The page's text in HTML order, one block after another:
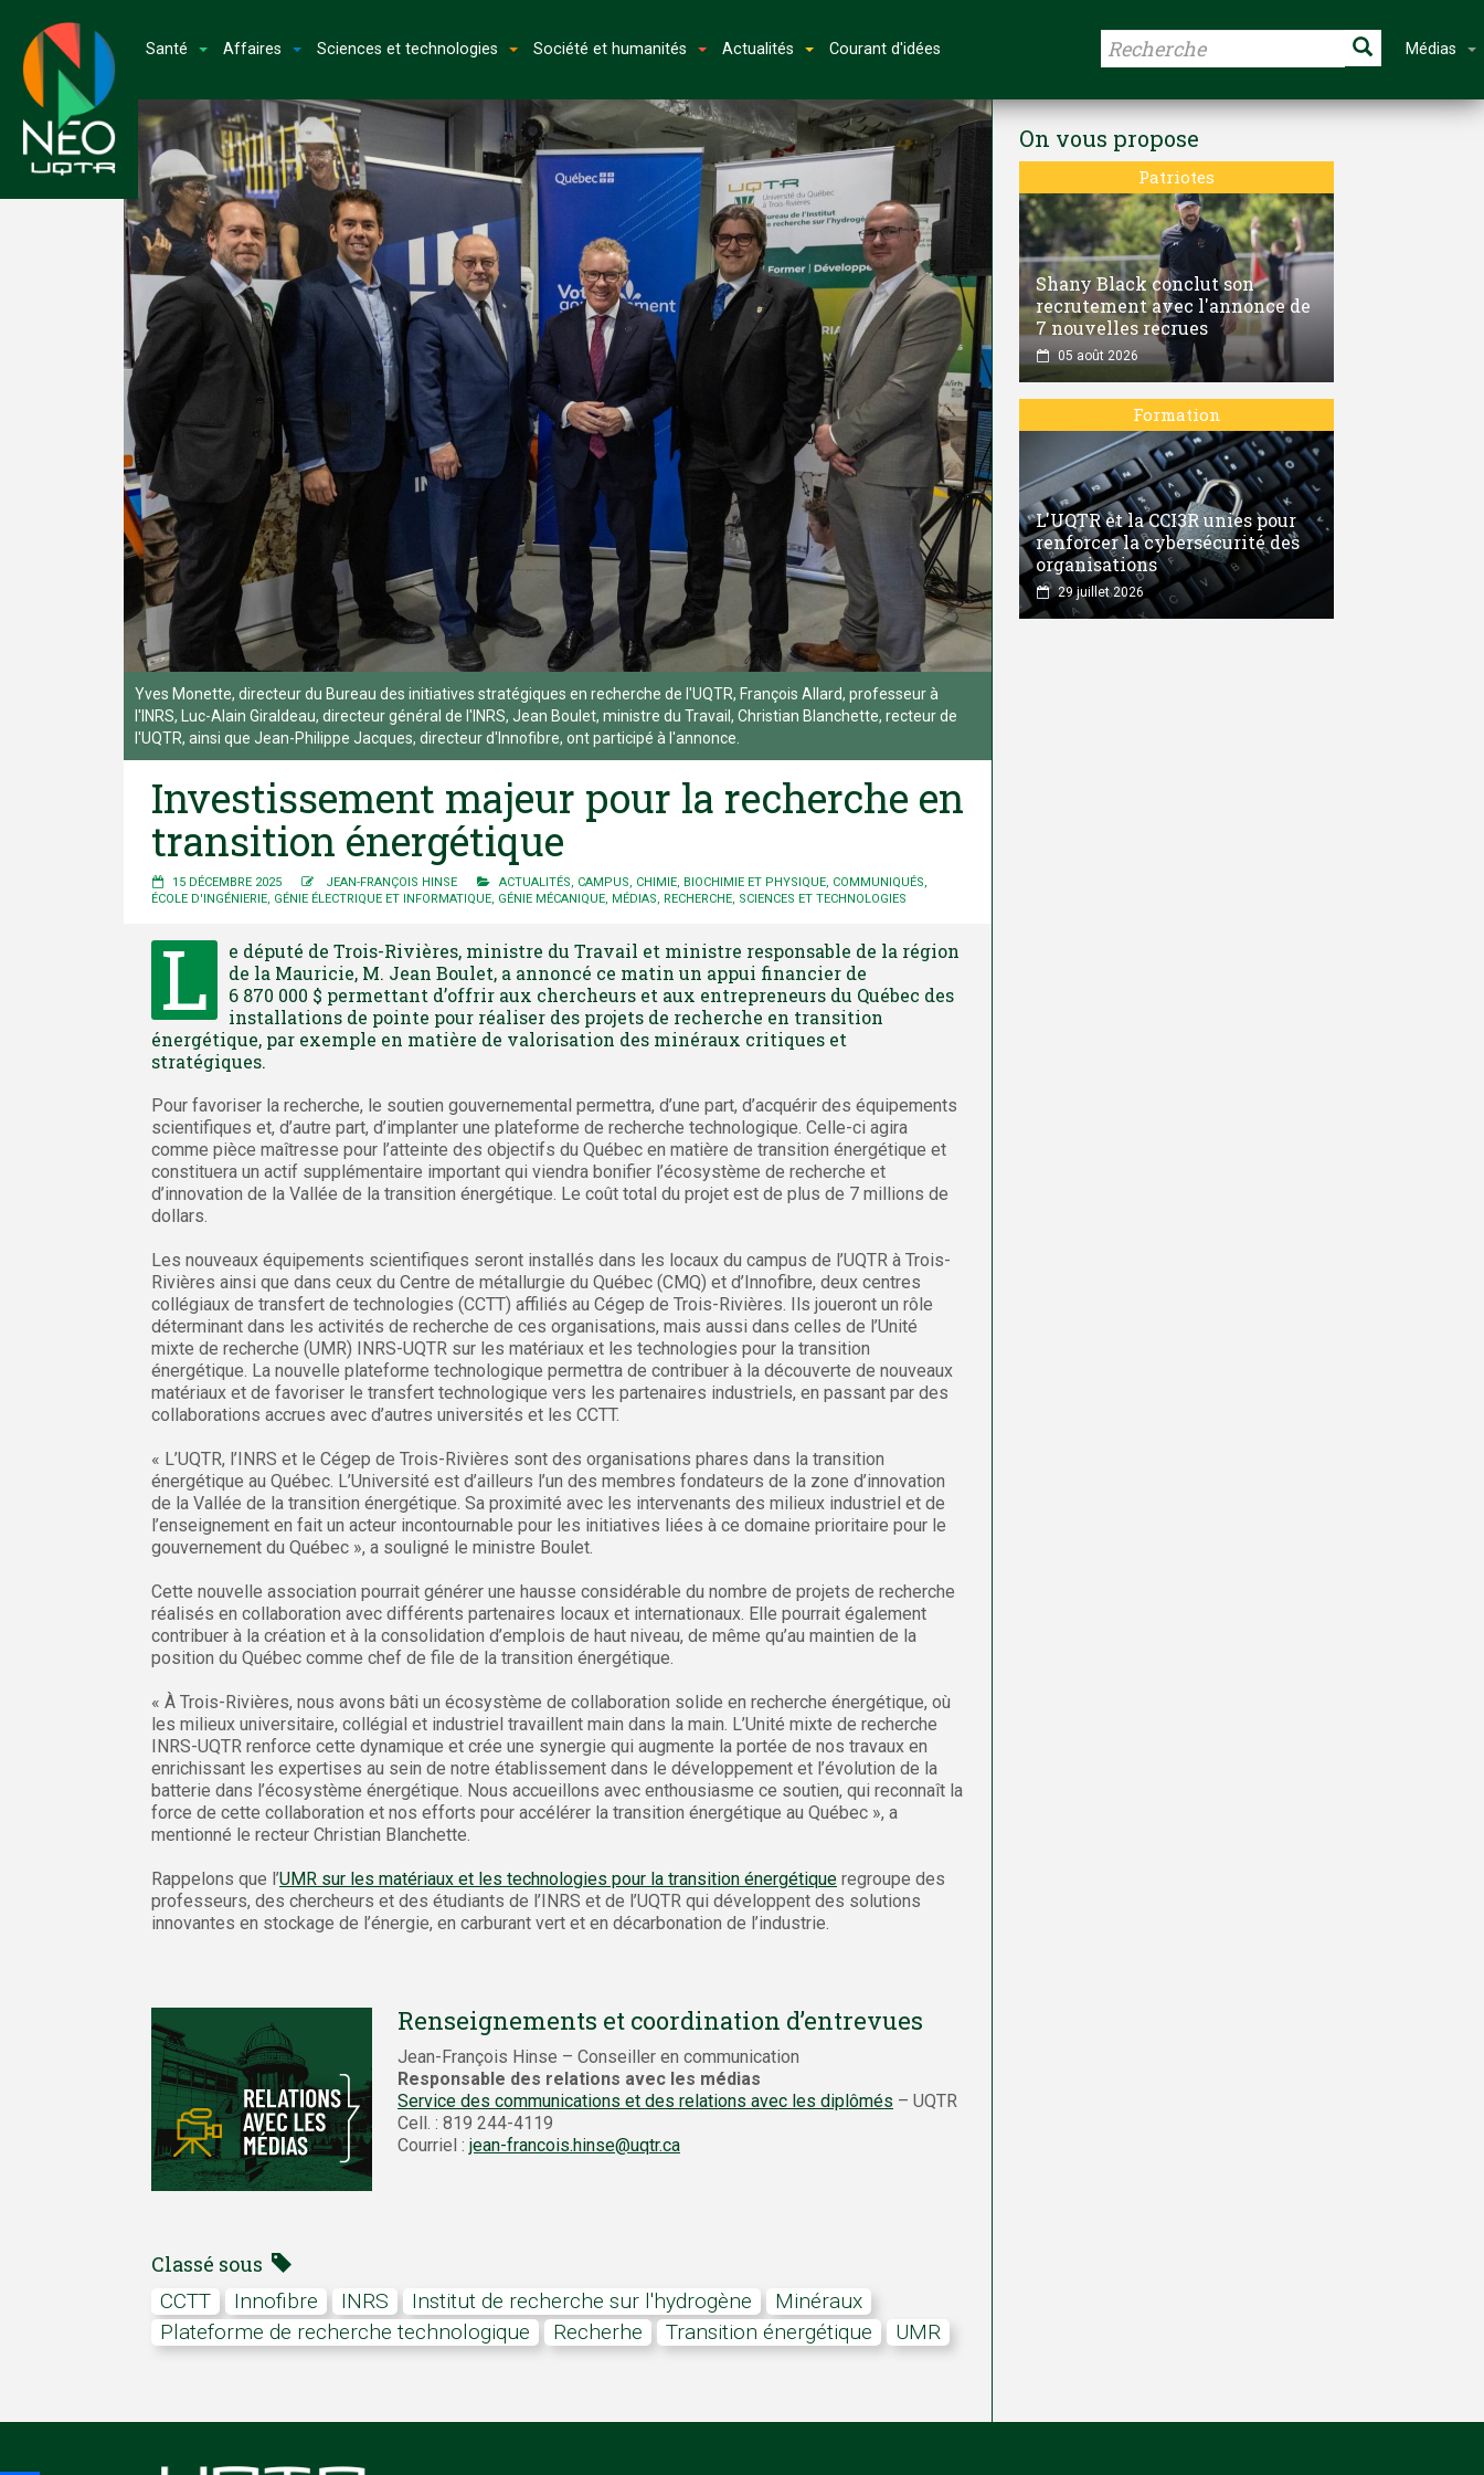
Santé Affaires Sciences et technologies Société et humanités Actualités Courant d'idées Médias
Yves Monette, directeur du Bureau des initiatives stratégiques en recherche de l'UQTR, François Allard, professeur à
l'INRS, Luc-Alain Giraldeau, directeur général de l'INRS, Jean Boulet, ministre du Travail, Christian Blanchette, recteur de
l'UQTR, ainsi que Jean-Philippe Jacques, directeur d'Innofibre, ont participé à l'annonce.
Investissement majeur pour la recherche en
transition énergétique
15 DÉCEMBRE 2025 JEAN-FRANÇOIS HINSE ACTUALITÉS, CAMPUS, CHIMIE, BIOCHIMIE ET PHYSIQUE, COMMUNIQUÉS,
ÉCOLE D'INGÉNIERIE, GÉNIE ÉLECTRIQUE ET INFORMATIQUE, GÉNIE MÉCANIQUE, MÉDIAS, RECHERCHE, SCIENCES ET TECHNOLOGIES
L
e député de Trois-Rivières, ministre du Travail et ministre responsable de la région
de la Mauricie, M. Jean Boulet, a annoncé ce matin un appui financier de
6 870 000 $ permettant d’offrir aux chercheurs et aux entrepreneurs du Québec des
installations de pointe pour réaliser des projets de recherche en transition
énergétique, par exemple en matière de valorisation des minéraux critiques et
stratégiques.
Pour favoriser la recherche, le soutien gouvernemental permettra, d’une part, d’acquérir des équipements
scientifiques et, d’autre part, d’implanter une plateforme de recherche technologique. Celle-ci agira
comme pièce maîtresse pour l’atteinte des objectifs du Québec en matière de transition énergétique et
constituera un actif supplémentaire important qui viendra bonifier l’écosystème de recherche et
d’innovation de la Vallée de la transition énergétique. Le coût total du projet est de plus de 7 millions de
dollars.
Les nouveaux équipements scientifiques seront installés dans les locaux du campus de l’UQTR à Trois-
Rivières ainsi que dans ceux du Centre de métallurgie du Québec (CMQ) et d’Innofibre, deux centres
collégiaux de transfert de technologies (CCTT) affiliés au Cégep de Trois-Rivières. Ils joueront un rôle
déterminant dans les activités de recherche de ces organisations, mais aussi dans celles de l’Unité
mixte de recherche (UMR) INRS-UQTR sur les matériaux et les technologies pour la transition
énergétique. La nouvelle plateforme technologique permettra de contribuer à la découverte de nouveaux
matériaux et de favoriser le transfert technologique vers les partenaires industriels, en passant par des
collaborations accrues avec d’autres universités et les CCTT.
« L’UQTR, l’INRS et le Cégep de Trois-Rivières sont des organisations phares dans la transition
énergétique au Québec. L’Université est d’ailleurs l’un des membres fondateurs de la zone d’innovation
de la Vallée de la transition énergétique. Sa proximité avec les intervenants des milieux industriel et de
l’enseignement en fait un acteur incontournable pour les initiatives liées à ce domaine prioritaire pour le
gouvernement du Québec », a souligné le ministre Boulet.
Cette nouvelle association pourrait générer une hausse considérable du nombre de projets de recherche
réalisés en collaboration avec différents partenaires locaux et internationaux. Elle pourrait également
contribuer à la création et à la consolidation d’emplois de haut niveau, de même qu’au maintien de la
position du Québec comme chef de file de la transition énergétique.
« À Trois-Rivières, nous avons bâti un écosystème de collaboration solide en recherche énergétique, où
les milieux universitaire, collégial et industriel travaillent main dans la main. L’Unité mixte de recherche
INRS-UQTR renforce cette dynamique et crée une synergie qui augmente la portée de nos travaux en
enrichissant les expertises au sein de notre établissement dans le développement et l’évolution de la
batterie dans l’écosystème énergétique. Nous accueillons avec enthousiasme ce soutien, qui reconnaît la
force de cette collaboration et nos efforts pour accélérer la transition énergétique au Québec », a
mentionné le recteur Christian Blanchette.
Rappelons que l’UMR sur les matériaux et les technologies pour la transition énergétique regroupe des
professeurs, des chercheurs et des étudiants de l’INRS et de l’UQTR qui développent des solutions
innovantes en stockage de l’énergie, en carburant vert et en décarbonation de l’industrie.
Renseignements et coordination d’entrevues
Jean-François Hinse – Conseiller en communication
Responsable des relations avec les médias
Service des communications et des relations avec les diplômés – UQTR
Cell. : 819 244-4119
Courriel : jean-francois.hinse@uqtr.ca
Classé sous
CCTT Innofibre INRS Institut de recherche sur l'hydrogène
minéraux
plateforme de recherche technologique
recherhe transition énergétique UMR
On vous propose
Patriotes
Shany Black conclut son
recrutement avec l'annonce de
7 nouvelles recrues
05 août 2026
Formation
L'UQTR et la CCI3R unies pour
renforcer la cybersécurité des
organisations
29 juillet 2026